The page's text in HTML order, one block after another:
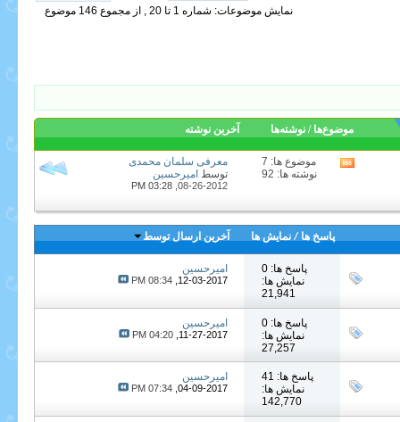
نمایش موضوعات: شماره 1 تا 20 , از مجموع ‍146 موضوع
موضوع‌ها / نوشته‌ها آخرين نوشته
مشاهده
انجمن
(ها)
موضوع ها: 7
نوشته ها: 92
معرفى سلمان محمدى
توسط امیرحسین
08-26-2012,
03:28 PM
پاسخ ها / نمایش ها آخرین ارسال توسط
پاسخ ها: 0
نمایش ها:
21,941
امیرحسین
12-03-2017,
08:34 PM
پاسخ ها: 0
نمایش ها:
27,257
امیرحسین
11-27-2017,
04:20 PM
پاسخ ها: 41
نمایش ها:
142,770
امیرحسین
04-09-2017,
07:34 PM